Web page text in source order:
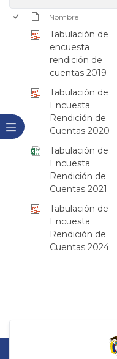
Nombre
Tabulación de
encuesta
rendición de
cuentas 2019
Tabulación de
Encuesta
Rendición de
Cuentas 2020
Tabulación de
Encuesta
Rendición de
Cuentas 2021
Tabulación de
Encuesta
Rendición de
Cuentas 2024